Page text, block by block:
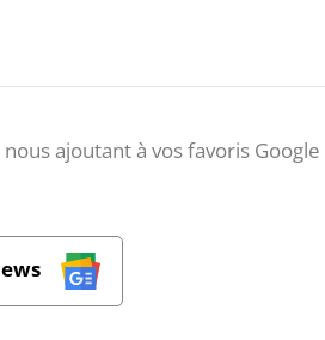
ajoutant à vos favoris Google